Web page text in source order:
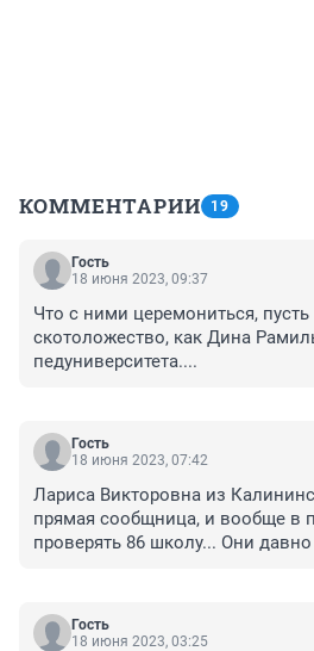
КОММЕНТАРИИ 19
Гость
18 июня 2023, 09:37
Что с ними церемониться, пусть
скотоложество, как Дина
педуниверситета....
Гость
18 июня 2023, 07:42
Лариса Викторовна из
прямая сообщница, и вообще в
проверять 86 школу... Они
Гость
18 июня 2023, 03:25